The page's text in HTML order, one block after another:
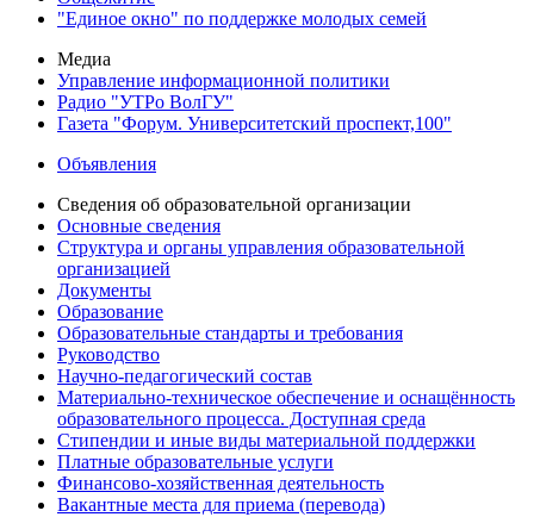
"Единое окно" по поддержке молодых семей
Медиа
Управление информационной политики
Радио "УТРо ВолГУ"
Газета "Форум. Университетский проспект,100"
Объявления
Сведения об образовательной организации
Основные сведения
Структура и органы управления образовательной
организацией
Документы
Образование
Образовательные стандарты и требования
Руководство
Научно-педагогический состав
Материально-техническое обеспечение и оснащённость
образовательного процесса. Доступная среда
Стипендии и иные виды материальной поддержки
Платные образовательные услуги
Финансово-хозяйственная деятельность
Вакантные места для приема (перевода)